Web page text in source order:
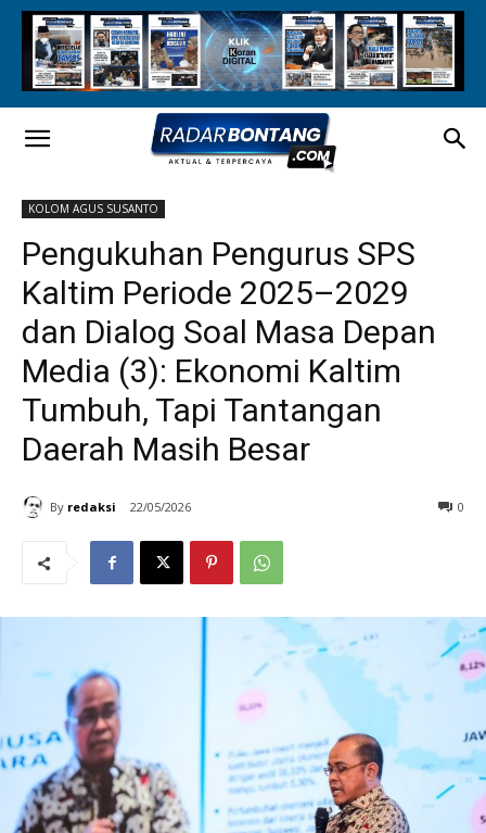
KOLOM AGUS SUSANTO
Pengukuhan Pengurus SPS
Kaltim Periode 2025–2029
dan Dialog Soal Masa Depan
Media (3): Ekonomi Kaltim
Tumbuh, Tapi Tantangan
Daerah Masih Besar
By redaksi 22/05/2026 0